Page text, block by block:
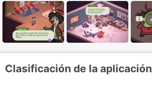
Clasificación de la aplicación